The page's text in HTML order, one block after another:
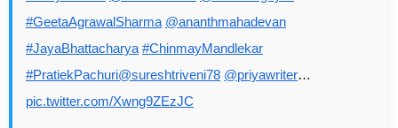
#GeetaAgrawalSharma @ananthmahadevan
#JayaBhattacharya #ChinmayMandlekar
#PratiekPachuri@sureshtriveni78 @priyawriter…
pic.twitter.com/Xwng9ZEzJC